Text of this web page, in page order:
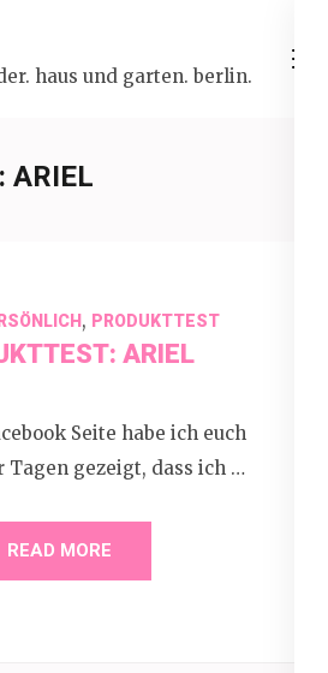
haus und garten. berlin.
ARIEL
, PRODUKTTEST
ARIEL
Seite habe ich euch
Tagen gezeigt, dass ich …
READ MORE